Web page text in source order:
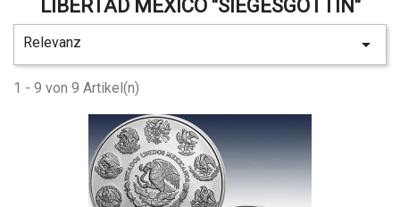
LIBERTAD MEXICO "SIEGESGÖTTIN"
Relevanz 
1 - 9 von 9 Artikel(n)